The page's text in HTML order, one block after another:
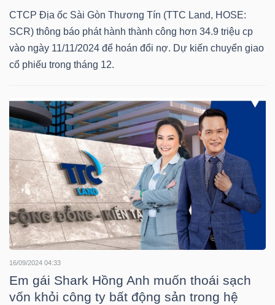
CTCP Địa ốc Sài Gòn Thương Tín (TTC Land, HOSE:
SCR) thông báo phát hành thành công hơn 34.9 triệu cp
vào ngày 11/11/2024 để hoán đổi nợ. Dự kiến chuyển giao
cổ phiếu trong tháng 12.
16/09/2024 04:33
Em gái Shark Hồng Anh muốn thoái sạch
vốn khỏi công ty bất động sản trong hệ
CHÍNH
CÁ
NHÂN
PHÂN
TÍCH
VIETSTOCKFINANCE
VĨ
MÔ
NGÀNH